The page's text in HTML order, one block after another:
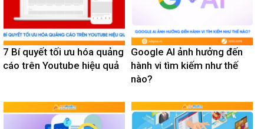
7 Bí quyết tối ưu hóa quảng
cáo trên Youtube hiệu quả
Google AI ảnh hưởng đến
hành vi tìm kiếm như thế
nào?